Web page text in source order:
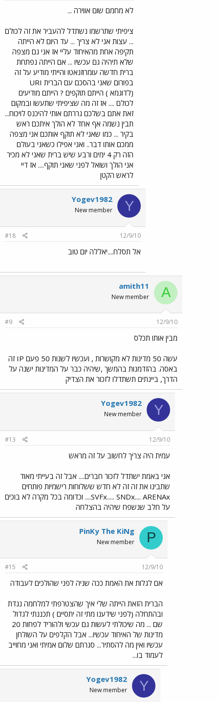
לא מחמם שום אווירה ...
ציפיתי שתרשמו נשתדל להעביר את זה לכולם
... עצות אני לא צריך ... עד היום לא הייתה
תקיפה אחת מהאיחוד עליי אז אני גם מצפה
שלא תיהיה גם עכשיו ... אם הייתה נפתחת
ברית חדשה עומרוזנאטו והייתי מודיע על זה
בפורום שאני בהסכם עם הברית URI
(לדוגמא ) הייתם תוקפים ? הייתם מודיעים
לכולם .... אז זה מה שציפיתי שתעשו ובמקום
זאת אתם בשלכם גררתם אותי להיכנס לויכוח...
תבין נשמה אף אחד לא הולך איתכם ראש
בקיר ... כמו שאני לא תוקף אותכם אני מצפה
ממכם אותו דבר.. ואני אפילו כשאני בעולם
הזה רק 4 ימים ורבע שיש ברית שאני לא מכיר
אני הולך ושואל לפני שאני תוקף.... אז דיי
לראש הקטן
Y
Yogev1982
New member
12/9/10
#18
אל תסלח....יאללה יום טוב
A
amith11
New member
12/9/10
#9
מבין אותו תכלס
עשה 50 מדינות לא מקושרות , ועכשיו לשנות 50 פעם IP זה
באסה. בהזדמנות בהמשך ,שיהיה כבר על המדינות ישנה על
הדרך, ביינתים תשתדלו לזכור את הצדיק
Y
Yogev1982
New member
12/9/10
#13
עמית היה צריך לחשוב על זה מראש
אני באמת ישתדל לזכור חברים.... אבל זה בעייתי מאוד
שתבינו את זה זה לא חדש ששלוחות רישמיות פותחים
SVFx..... SNDx.... ARENAx.... וכדומה בכל מקרה לא בוכים
על חלב שנשפח שיהיה בהצלחה
P
PinKy The KiNg
New member
12/9/10
#15
אם לגלות את האמת ככה שניה לפני שהולכים לעבודה
הברית הזאת הייתה שלי איך שהצטרפתי למלחמה נגדת
ובהתחלה (לפני שידענו מתי זה יתסיים ) תכננתי לגדול
שם ... מה שיכולתי לעשות גם עכשי ולהוריד לפחות 20
מדינות של האיחוד עכשיו... אבל הקלפים על השולחן
עכשיו ואין מה להסתיר... סגרתם שלום אמיתי ואני מחוייב
לעמוד בו...
Y
Yogev1982
New member